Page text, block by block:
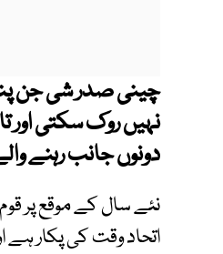
چینی صدر شی جن
نہیں روک سکتی اور
دونوں جانب رہنے
نئے سال کے موقع پر
اتحاد وقت کی پکار ہے